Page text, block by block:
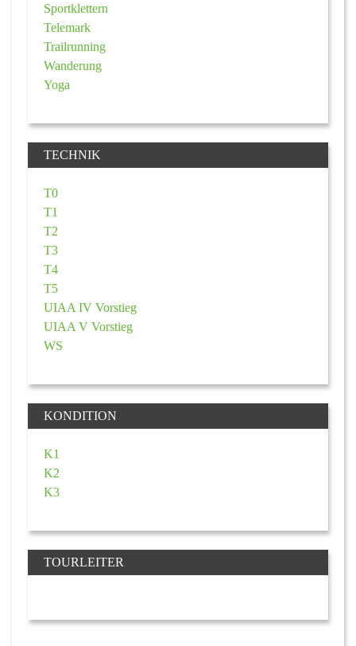
Sportklettern
Telemark
Trailrunning
Wanderung
Yoga
TECHNIK
T0
T1
T2
T3
T4
T5
UIAA IV Vorstieg
UIAA V Vorstieg
WS
KONDITION
K1
K2
K3
TOURLEITER